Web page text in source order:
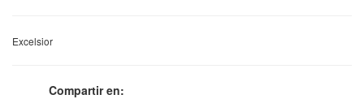
Excelsior
Compartir en: